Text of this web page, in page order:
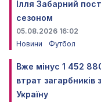
Ілля Забарний
сезоном
05.08.2026 16:02
Новини
Футбол
Вже мінус 1 452
втрат загарбників
Україну